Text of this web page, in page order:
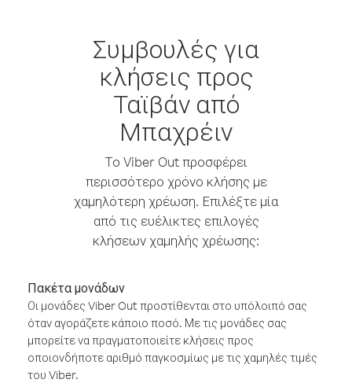
Συμβουλές για
κλήσεις προς
Ταϊβάν από
Μπαχρέιν
Το Viber Out προσφέρει
περισσότερο χρόνο κλήσης με
χαμηλότερη χρέωση. Επιλέξτε μία
από τις ευέλικτες επιλογές
κλήσεων χαμηλής χρέωσης:
Πακέτα μονάδων
Οι μονάδες Viber Out προστίθενται στο υπόλοιπό σας
όταν αγοράζετε κάποιο ποσό. Με τις μονάδες σας
μπορείτε να πραγματοποιείτε κλήσεις προς
οποιονδήποτε αριθμό παγκοσμίως με τις χαμηλές τιμές
του Viber.